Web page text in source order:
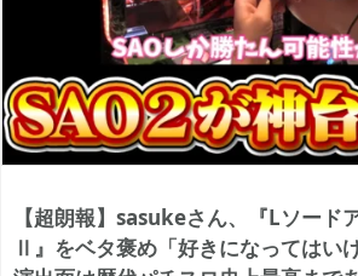
【超朗報】sasukeさん、『Lソード
Ⅱ』をベタ褒め「好きになってはい